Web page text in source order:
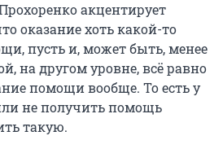
акцентирует
оказание хоть какой-то
пусть и, может быть, менее
на другом уровне, всё равно
помощи вообще. То есть у
не получить помощь
такую.